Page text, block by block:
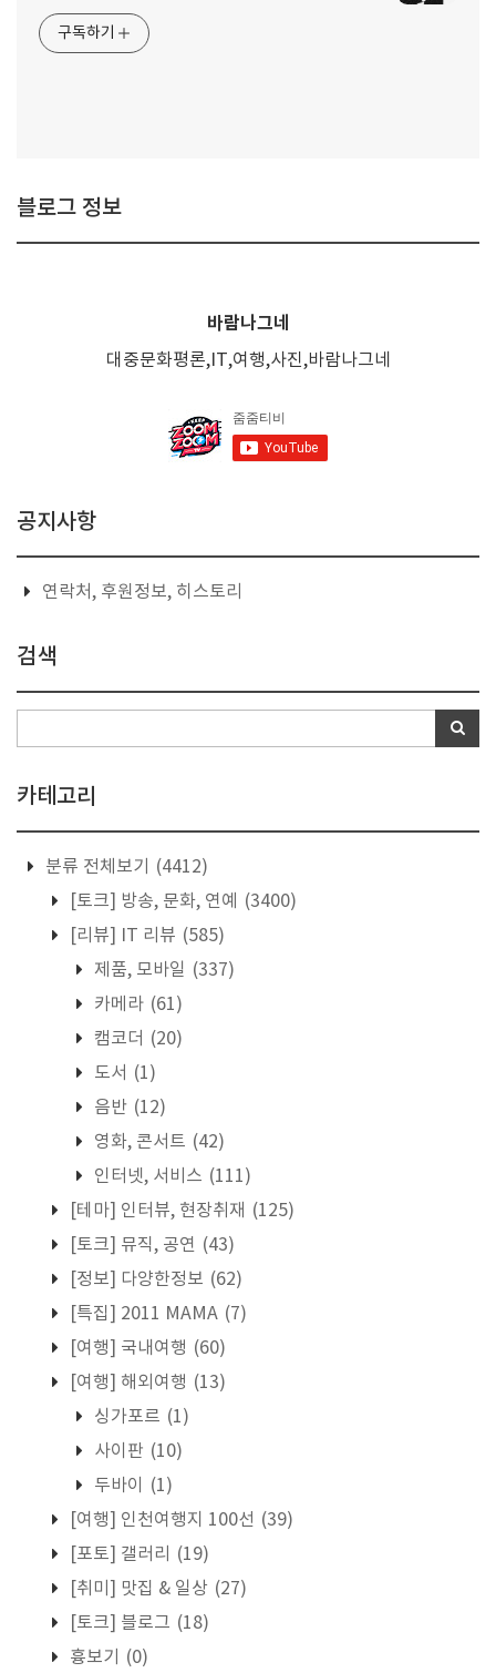
구독하기
블로그 정보
바람나그네
대중문화평론,IT,여행,사진,바람나그네
공지사항
연락처, 후원정보, 히스토리
검색
카테고리
분류 전체보기
(4412)
[토크] 방송, 문화, 연예
(3400)
[리뷰] IT 리뷰 (585)
제품, 모바일 (337)
카메라 (61)
캠코더 (20)
도서 (1)
음반 (12)
영화, 콘서트 (42)
인터넷, 서비스 (111)
[테마] 인터뷰, 현장취재 (125)
[토크] 뮤직, 공연 (43)
[정보] 다양한정보 (62)
[특집] 2011 MAMA (7)
[여행] 국내여행 (60)
[여행] 해외여행 (13)
싱가포르 (1)
사이판 (10)
두바이
(1)
[여행] 인천여행지 100선 (39)
[포토] 갤러리
(19)
[취미] 맛집 & 일상 (27)
[토크] 블로그 (18)
흉보기
(0)